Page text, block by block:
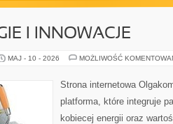
I INNOWACJE
MAJ - 10 - 2026 MOŻLIWOŚĆ
Strona internetowa
platforma, które integruje
kobiecej energii oraz